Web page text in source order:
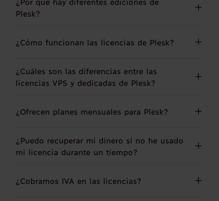
Plesk?
¿Cómo funcionan las licencias de Plesk?
¿Cuáles son las diferencias entre las
licencias VPS y dedicadas de Plesk?
¿Ofrecen planes mensuales para Plesk?
¿Puedo recuperar mi dinero si no he usado
mi licencia durante un tiempo?
¿Cobramos IVA en las licencias?